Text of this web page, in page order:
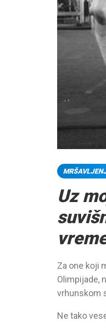
Uz
Za one koji
Olimpijade,
vrhunskom
Ne tako